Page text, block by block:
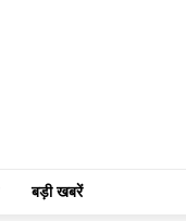
बड़ी खबरें